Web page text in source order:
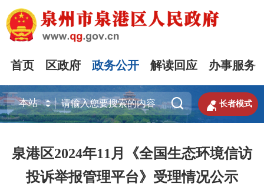
首页 区政府 政务公开 解读回应 办事服务
  长者模式
泉港区2024年11月《全国生态环境信访
投诉举报管理平台》受理情况公示